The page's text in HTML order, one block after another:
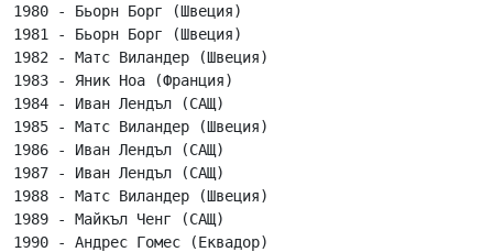
1980 - Бьорн Борг (Швеция)
1981 - Бьорн Борг (Швеция)
1982 - Матс Виландер (Швеция)
1983 - Яник Ноа (Франция)
1984 - Иван Лендъл (САЩ)
1985 - Матс Виландер (Швеция)
1986 - Иван Лендъл (САЩ)
1987 - Иван Лендъл (САЩ)
1988 - Матс Виландер (Швеция)
1989 - Майкъл Ченг (САЩ)
1990 - Андрес Гомес (Еквадор)